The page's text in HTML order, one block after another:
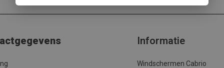
Informatie
Windschermen Cabrio